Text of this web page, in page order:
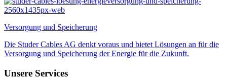
Versorgung und Speicherung
Die Studer Cables AG denkt voraus und bietet Lösungen an für die
Versorgung und Speicherung der Energie für die Zukunft.
Unsere Services